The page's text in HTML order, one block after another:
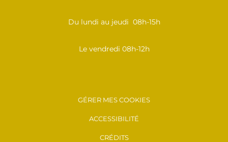
Du lundi au jeudi 08h-15h
Le vendredi 08h-12h
GÉRER MES COOKIES
ACCESSIBILITÉ
CRÉDITS